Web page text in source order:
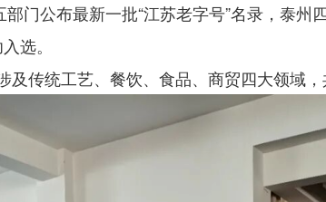
公布最新一批“江苏老字号”名录，泰州
选。
统工艺、餐饮、食品、商贸四大领域，